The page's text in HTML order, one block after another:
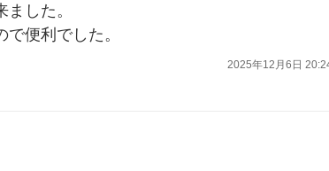
した。
便利でした。
2025年12月6日